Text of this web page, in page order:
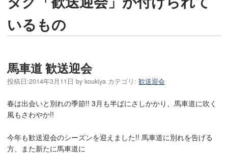
いるもの
馬車道 歓送迎会
投稿日:2014年3月11日 by koukiya カテゴリ: 歓送迎会
春は出会いと別れの季節!! 3月も半ばにさしかかり、馬車道に吹く
風もさわやか!!
今年も歓送迎会のシーズンを迎えました!! 馬車道に別れを告げる
方、また新たに馬車道に